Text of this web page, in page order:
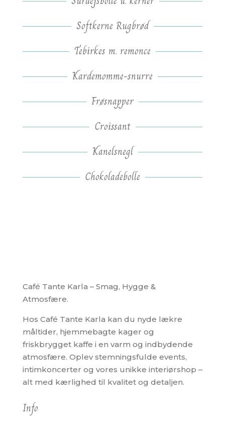
Softkerne Rugbrød
Tebirkes m. remonce
Kardemomme-snurre
Frøsnapper
Croissant
Kanelsnegl
Chokoladebolle
Café Tante Karla – Smag, Hygge &
Atmosfære.
Hos Café Tante Karla kan du nyde lækre
måltider, hjemmebagte kager og
friskbrygget kaffe i en varm og indbydende
atmosfære. Oplev stemningsfulde events,
intimkoncerter og vores unikke interiørshop –
alt med kærlighed til kvalitet og detaljen.
Info